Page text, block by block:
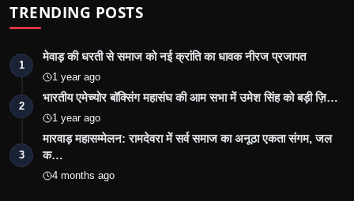
TRENDING POSTS
1
मेवाड़ की धरती से समाज को नई क्रांति का धावक नीरज प्रजापत
1 year ago
2
भारतीय एमेच्योर बॉक्सिंग महासंघ की आम सभा में उमेश सिंह को बड़ी ज़ि…
1 year ago
3
मारवाड़ महासम्मेलन: रामदेवरा में सर्व समाज का अनूठा एकता संगम, जल
क…
4 months ago